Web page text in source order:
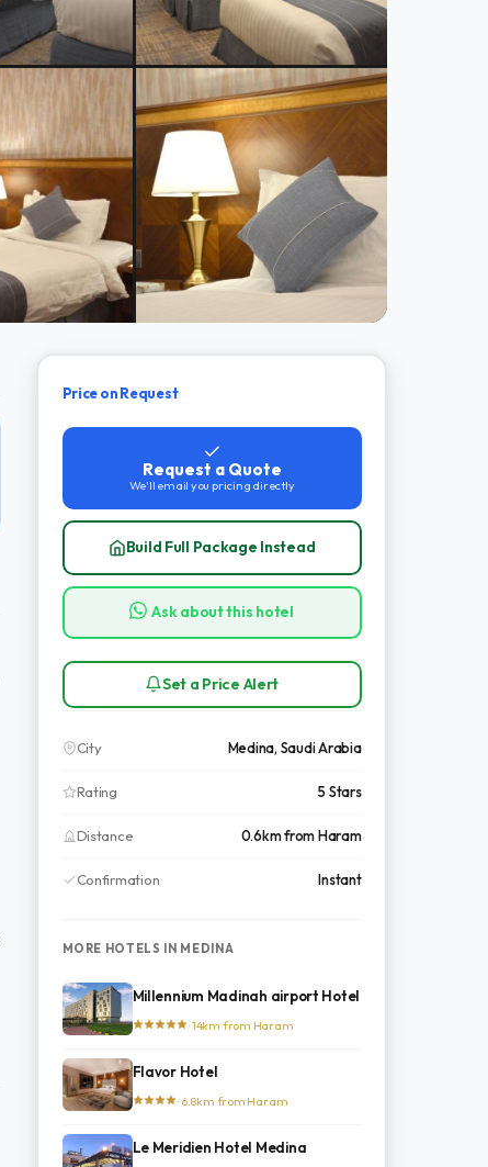
Price on Request
Request a Quote
We'll email you pricing directly
Build Full Package Instead
Ask about this hotel
Set a Price Alert
City Medina, Saudi Arabia
Rating 5 Stars
Distance 0.6km from Haram
Confirmation Instant
MORE HOTELS IN MEDINA
Millennium Madinah airport Hotel
· 14km from Haram
Flavor Hotel
· 6.8km from Haram
Le Meridien Hotel Medina